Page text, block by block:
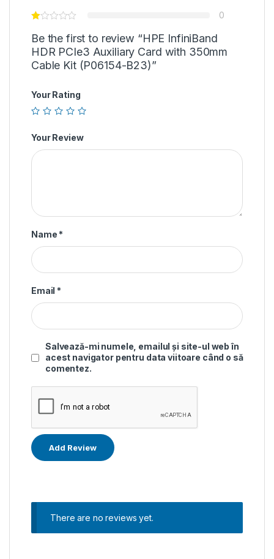
0
Be the first to review “HPE InfiniBand
HDR PCIe3 Auxiliary Card with 350mm
Cable Kit (P06154-B23)”
Your Rating
Your Review
Name *
Email *
Salvează-mi numele, emailul și site-ul web în
acest navigator pentru data viitoare când o să
comentez.
There are no reviews yet.